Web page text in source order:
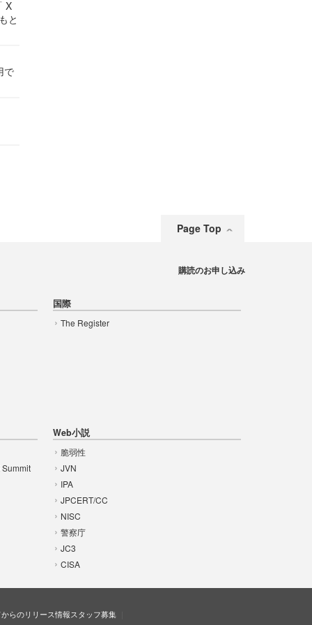
X
と
で
Page Top
国際
The Register
Web小説
脆弱性
JVN
IPA
JPCERT/CC
NISC
警察庁
JC3
CISA
購読のお申し込み
らのリリース情報スタッフ募集